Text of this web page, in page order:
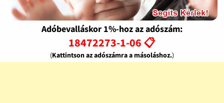
Adóbevalláskor 1%-hoz az adószám:
18472273-1-06 📋
(Kattintson az adószámra a másoláshoz.)